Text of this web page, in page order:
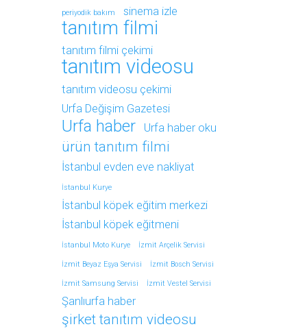
periyodik bakım sinema izle
tanıtım filmi
tanıtım filmi çekimi
tanıtım videosu
tanıtım videosu çekimi
Urfa Değişim Gazetesi
Urfa haber Urfa haber oku
ürün tanıtım filmi
İstanbul evden eve nakliyat
İstanbul Kurye
İstanbul köpek eğitim merkezi
İstanbul köpek eğitmeni
İstanbul Moto Kurye İzmit Arçelik Servisi
İzmit Beyaz Eşya Servisi İzmit Bosch Servisi
İzmit Samsung Servisi İzmit Vestel Servisi
Şanlıurfa haber
şirket tanıtım videosu